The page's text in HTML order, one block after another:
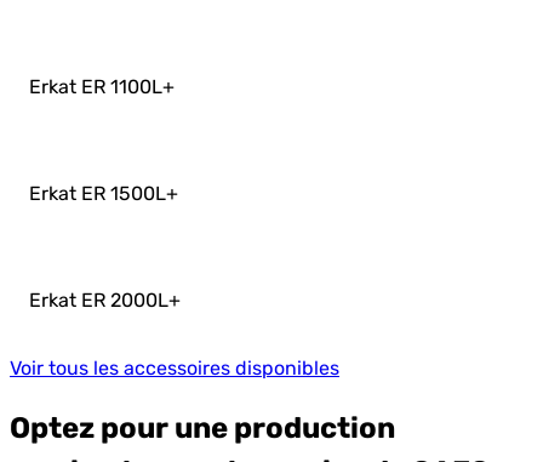
Erkat ER 1100L+
Erkat ER 1500L+
Erkat ER 2000L+
Voir tous les accessoires disponibles
Optez pour une production